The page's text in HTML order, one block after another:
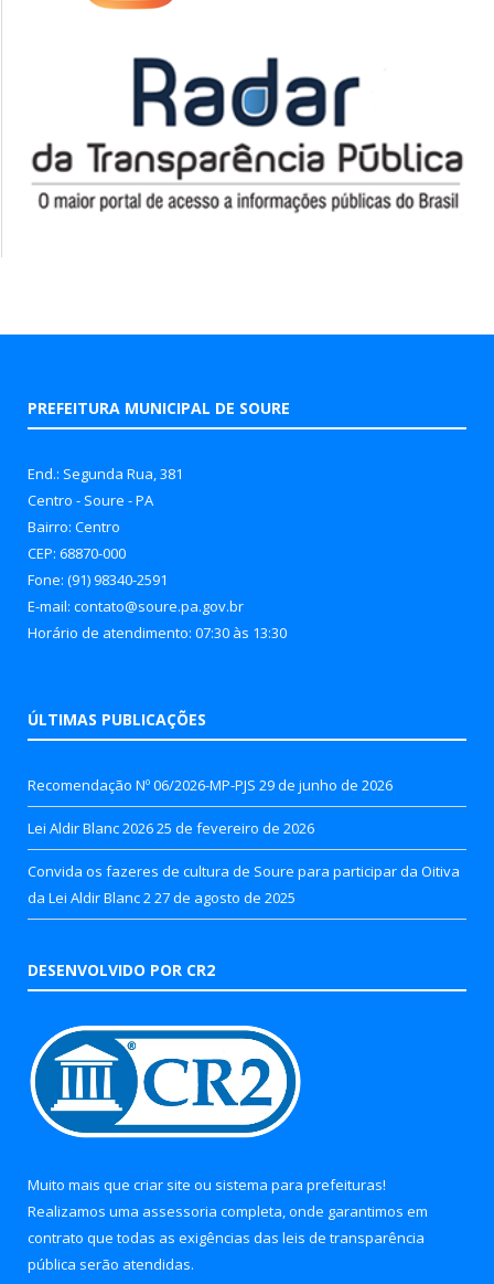
PREFEITURA MUNICIPAL DE SOURE
End.: Segunda Rua, 381
Centro - Soure - PA
Bairro: Centro
CEP: 68870-000
Fone: (91) 98340-2591
E-mail: contato@soure.pa.gov.br
Horário de atendimento: 07:30 às 13:30
ÚLTIMAS PUBLICAÇÕES
Recomendação Nº 06/2026-MP-PJS 29 de junho de 2026
Lei Aldir Blanc 202625 de fevereiro de 2026
Convida os fazeres de cultura de Soure para participar da Oitiva
da Lei Aldir Blanc 2 27 de agosto de 2025
DESENVOLVIDO POR CR2
Muito mais que criar site ou sistema para prefeituras!
Realizamos uma assessoria completa, onde garantimos em
contrato que todas as exigências das leis de transparência
pública serão atendidas.